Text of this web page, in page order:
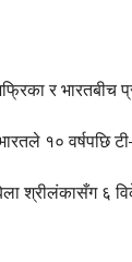
र भारतबीच
१० वर्षपछि
६